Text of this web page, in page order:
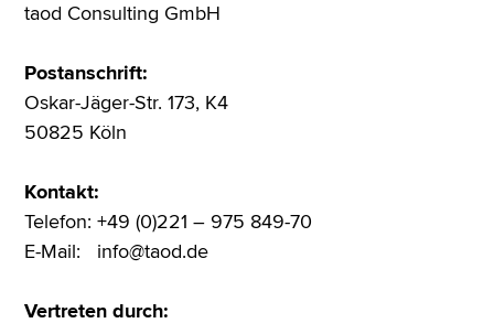
taod Consulting GmbH
Postanschrift:
Oskar-Jäger-Str. 173, K4
50825 Köln
Kontakt:
Telefon: +49 (0)221 – 975 849-70
E-Mail: info@taod.de
Vertreten durch: